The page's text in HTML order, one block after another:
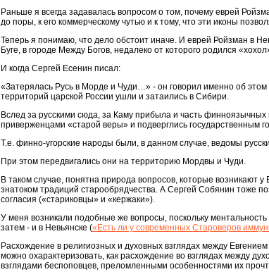
Раньше я всегда задавалась вопросом о том, почему еврей
до поры, к его коммерческому чутью и к тому, что эти иконы
Теперь я понимаю, что дело обстоит иначе. И еврей Ройзман в
Буге, в городе Между Богов, недалеко от которого родился
И когда Сергей Есенин писал:
«Затерялась Русь в Морде и Чуди…» - он говорил именно об
территорий царской России ушли и затаились в Сибири.
Вслед за русскими сюда, за Каму прибыла и часть
приверженцами «старой веры» и подверглись государственным
Т.е. финно-угорские народы были, в данном случае, ведомы
При этом передвигались они на территорию Мордвы и Чуди.
В таком случае, понятна природа вопросов, которые возникают
знатоком традиций старообрядчества. А Сергей Собянин тоже
согласия («стариковцы» и «кержаки»).
У меня возникали подобные же вопросы, поскольку
затем - и в Невьянске («Есть ли у современных Староверов
Расхождение в религиозных и духовных взглядах между
можно охарактеризовать, как расхождение во взглядах между
взглядами беспоповцев, преломленными особенностями их